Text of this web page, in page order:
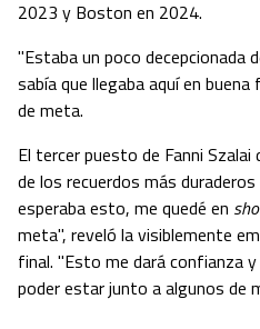
2023 y Boston en 2024.
"Estaba un poco decepcionada
sabía que llegaba aquí en
de meta.
El tercer puesto de Fanni
de los recuerdos más
esperaba esto, me quedé en
meta", reveló la visiblemente
final. "Esto me dará confianza
poder estar junto a algunos de